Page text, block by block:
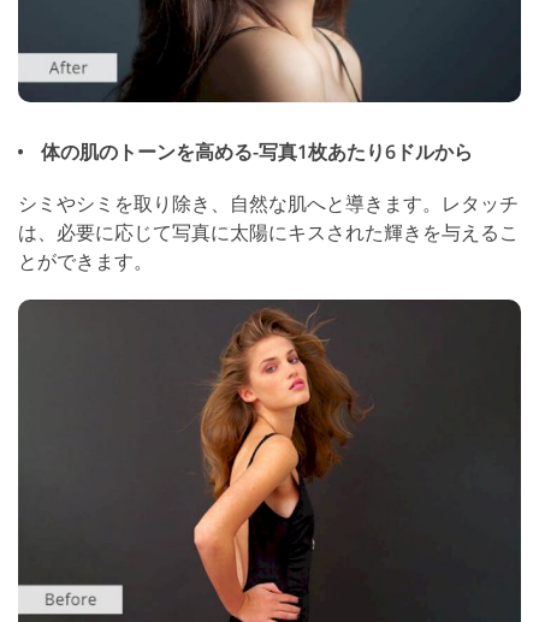
体の肌のトーンを高める-写真1枚あたり6ドルから
シミやシミを取り除き、自然な肌へと導きます。レタッチ
は、必要に応じて写真に太陽にキスされた輝きを与えるこ
とができます。